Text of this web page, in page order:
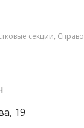
секции,
19